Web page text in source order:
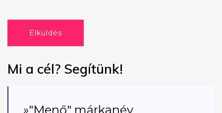
Elküldés
Mi a cél? Segítünk!
»"Menő" márkanév